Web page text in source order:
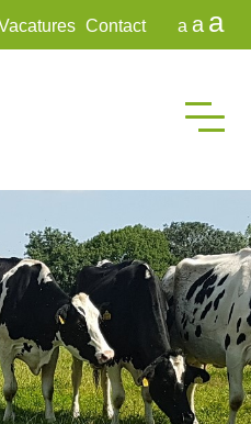
Contact a a a